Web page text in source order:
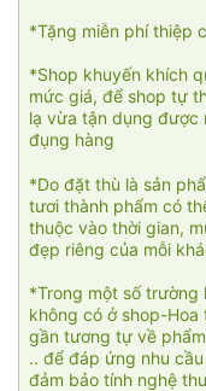
*Tặng miễn phí thiệp
*Shop khuyến khích
mức giá, để shop tự
lạ vừa tận dụng được
đụng hàng
*Do đặt thù là sản
tươi thành phẩm có
thuộc vào thời gian,
đẹp riêng của mỗi
*Trong một số trường
không có ở shop-
gần tương tự về
.. để đáp ứng nhu
đảm bảo tính nghệ